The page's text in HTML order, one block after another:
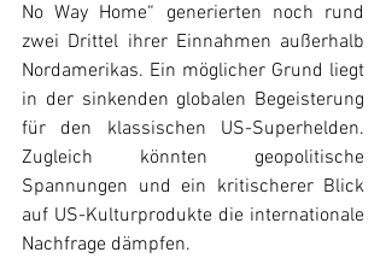
No Way Home“ generierten noch rund
zwei Drittel ihrer Einnahmen außerhalb
Nordamerikas. Ein möglicher Grund liegt
in der sinkenden globalen Begeisterung
für den klassischen US-Superhelden.
Zugleich könnten geopolitische
Spannungen und ein kritischerer Blick
auf US-Kulturprodukte die internationale
Nachfrage dämpfen.